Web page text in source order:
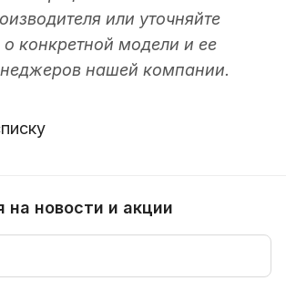
или уточняйте
конкретной модели и ее
нашей компании.
на новости и акции